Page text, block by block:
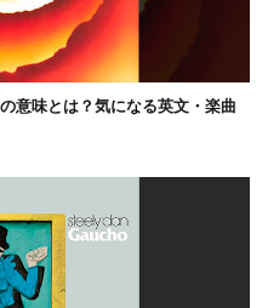
意味とは？気になる英文・楽曲